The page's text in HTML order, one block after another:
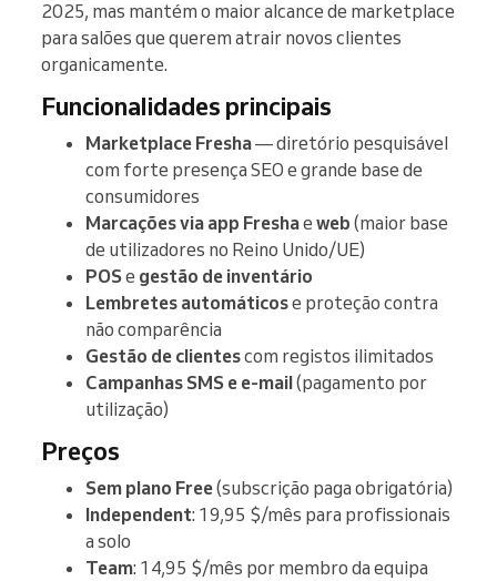
2025, mas mantém o maior alcance de marketplace
para salões que querem atrair novos clientes
organicamente.
Funcionalidades principais
Marketplace Fresha— diretório pesquisável
com forte presença SEO e grande base de
consumidores
Marcações via app Freshae web (maior base
de utilizadores no Reino Unido/UE)
POSe gestão de inventário
Lembretes automáticose proteção contra
não comparência
Gestão de clientescom registos ilimitados
Campanhas SMS e e-mail(pagamento por
utilização)
Preços
Sem plano Free(subscrição paga obrigatória)
Independent: 19,95 $/mês para profissionais
a solo
Team: 14,95 $/mês por membro da equipa